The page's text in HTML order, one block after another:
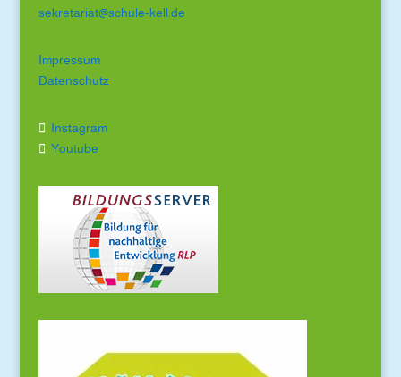
sekretariat@schule-kell.de
Impressum
Datenschutz
Instagram
Youtube